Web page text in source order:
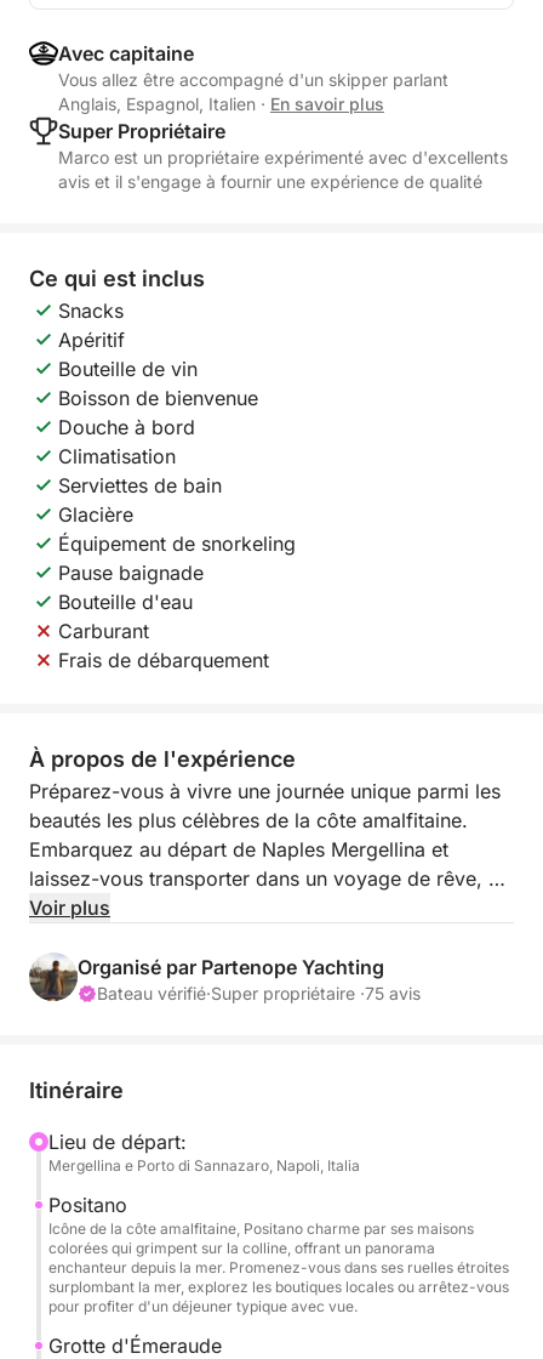
Avec capitaine
Vous allez être accompagné d'un skipper parlant
Anglais, Espagnol, Italien · En savoir plus
Super Propriétaire
Marco est un propriétaire expérimenté avec d'excellents
avis et il s'engage à fournir une expérience de qualité
Ce qui est inclus
Snacks
Apéritif
Bouteille de vin
Boisson de bienvenue
Douche à bord
Climatisation
Serviettes de bain
Glacière
Équipement de snorkeling
Pause baignade
Bouteille d'eau
Carburant
Frais de débarquement
À propos de l'expérience
Préparez-vous à vivre une journée unique parmi les
beautés les plus célèbres de la côte amalfitaine.
Embarquez au départ de Naples Mergellina et
laissez-vous transporter dans un voyage de rêve, où
la mer, les couleurs et l'histoire s'entremêlent dans
élégant et moderne, des vues à couper le souffle et
une navigation dans le luxe et le confort vous
À bord du Jeanneau Leader 36 2022, un navire de
espace et sécurité, vous vous sentirez
immédiatement chez vous. Au cours de la visite,
nous commencerons à naviguer le long de la côte,
en nous laissant enchanter par la vue sur le golfe de
Naples, puis nous continuerons vers la splendide
Positano. Une fois arrivé, vous pourrez partir à la
découverte du village pittoresque, flâner dans ses
rues colorées et déjeuner dans l'un des restaurants
Voir plus
Organisé par Partenope Yachting
Bateau vérifié·Super propriétaire ·75 avis
Itinéraire
Lieu de départ:
Mergellina e Porto di Sannazaro, Napoli, Italia
Positano
Icône de la côte amalfitaine, Positano charme par ses maisons
colorées qui grimpent sur la colline, offrant un panorama
enchanteur depuis la mer. Promenez-vous dans ses ruelles étroites
surplombant la mer, explorez les boutiques locales ou arrêtez-vous
pour profiter d'un déjeuner typique avec vue.
Grotte d'Émeraude